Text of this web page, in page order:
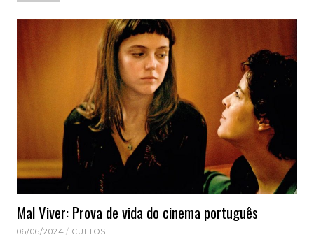
Mal Viver: Prova de vida do cinema português
06/06/2024 CULTOS